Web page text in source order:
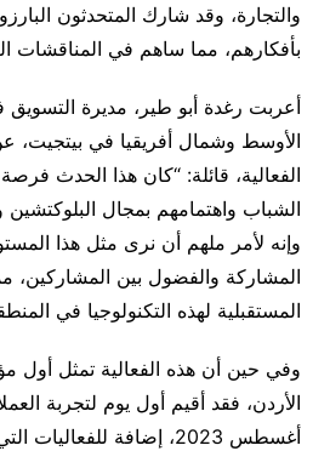
بأفكارهم، مما ساهم في المناقشات
أعربت رغدة أبو طير، مديرة
الأوسط وشمال أفريقيا في بيتجيت،
الفعالية، قائلة: “كان هذا الحدث
الشباب واهتمامهم بمجال البلوكتشين
وإنه لأمر ملهم أن نرى مثل هذا
المشاركة والفضول بين المشاركين،
المستقبلية لهذه التكنولوجيا في
وفي حين أن هذه الفعالية تمثل أول
أغسطس 2023، إضافة